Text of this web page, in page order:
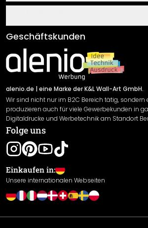
Über uns
Klebe- und Montageanleitungen
Newsletter An-/Abmeldung
Sendungsverfolgung
AGB
Impressum
Versand & Zahlung
Rücksendung
Widerrufsrecht
Datenschutzerklärung
Gewährleistung
Leistungserklärung / CE-Zeichen
Cookie Einstellungen
Geschäftskunden
alenio.de | eine Marke der K&L Wall-Art GmbH.
Wir sind nicht nur im B2C Bereich tätig, sondern
produzieren auch für viele Gewerbekunden in
Digitaldrucke und Werbetechnik am Standort
Folge uns
Einkaufen in:
Unsere internationalen Webseiten